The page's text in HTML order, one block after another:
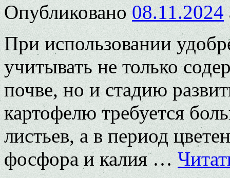
Опубликовано 08.11.2024
При использовании
учитывать не только
почве, но и стадию
картофелю требуется
листьев, а в период
фосфора и калия …